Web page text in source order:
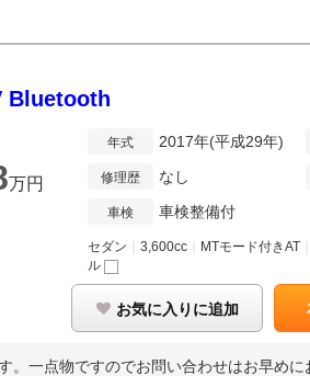
Bluetooth
万円
年式 2017年(平成29年)
修理歴 なし
車検 車検整備付
セダン 3,600cc｜ MTモード付きAT｜
ル
お気に入りに追加
一点物ですのでお問い合わせはお早めに